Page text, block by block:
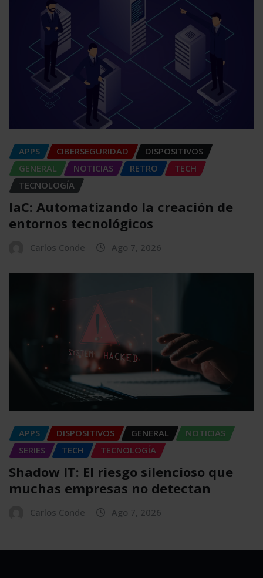
APPS CIBERSEGURIDAD
DISPOSITIVOS
GENERAL
NOTICIAS RETRO
TECH
TECNOLOGÍA
IaC: Automatizando la creación de
entornos tecnológicos
Carlos Conde Ago 7, 2026
APPS DISPOSITIVOS GENERAL
NOTICIAS
SERIES
TECH TECNOLOGÍA
Shadow IT: El riesgo silencioso que
muchas empresas no detectan
Carlos Conde Ago 7, 2026